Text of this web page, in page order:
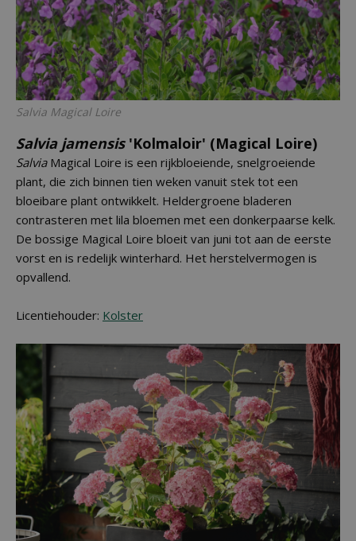
Salvia Magical Loire
Salvia jamensis'Kolmaloir' (Magical Loire)
SalviaMagical Loire is een rijkbloeiende, snelgroeiende
plant, die zich binnen tien weken vanuit stek tot een
bloeibare plant ontwikkelt. Heldergroene bladeren
contrasteren met lila bloemen met een donkerpaarse kelk.
De bossige Magical Loire bloeit van juni tot aan de eerste
vorst en is redelijk winterhard. Het herstelvermogen is
opvallend.
Licentiehouder: Kolster